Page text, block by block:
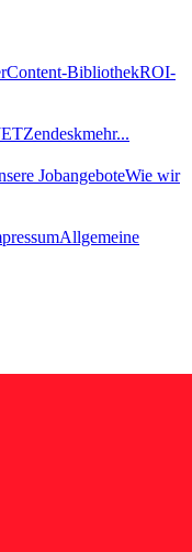
Content-BibliothekROI-
Zendeskmehr...
JobangeboteWie wir
Allgemeine